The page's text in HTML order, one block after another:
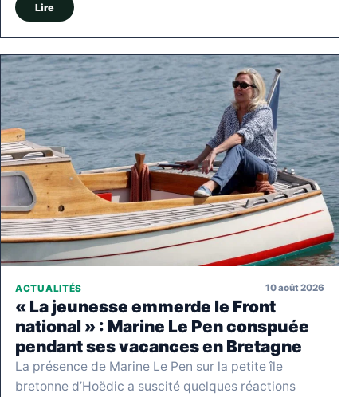
Lire
ACTUALITÉS 10 août 2026
« La jeunesse emmerde le Front
national » : Marine Le Pen conspuée
pendant ses vacances en Bretagne
La présence de Marine Le Pen sur la petite île
bretonne d’Hoëdic a suscité quelques réactions